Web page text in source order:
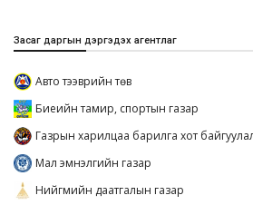
Засаг даргын дэргэдэх агентлаг
Авто тээврийн төв
Биеийн тамир, спортын газар
Газрын харилцаа барилга хот
Мал эмнэлгийн газар
Нийгмийн даатгалын газар